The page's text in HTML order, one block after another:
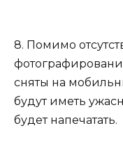
8. Помимо
сняты на
будут иметь
будет напечатать.